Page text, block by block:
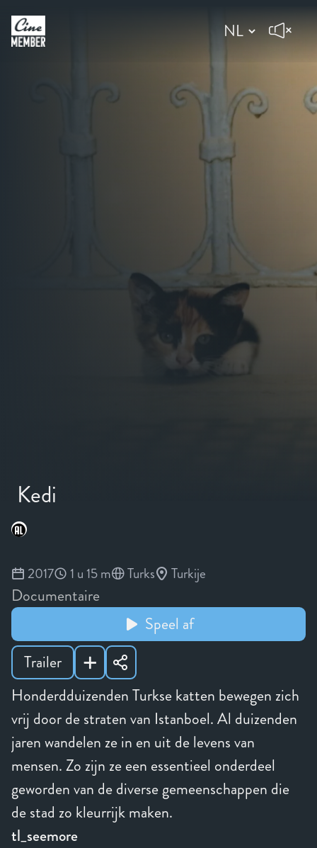
Kedi
Honderdduizenden Turkse katten bewegen zich
vrij door de straten van Istanboel. Al duizenden
jaren wandelen ze in en uit de levens van
mensen. Zo zijn ze een essentieel onderdeel
geworden van de diverse gemeenschappen die
de stad zo kleurrijk maken.
tl_seemore
2017 1 u 15 m Turks Turkije
Documentaire
Speel af
Trailer